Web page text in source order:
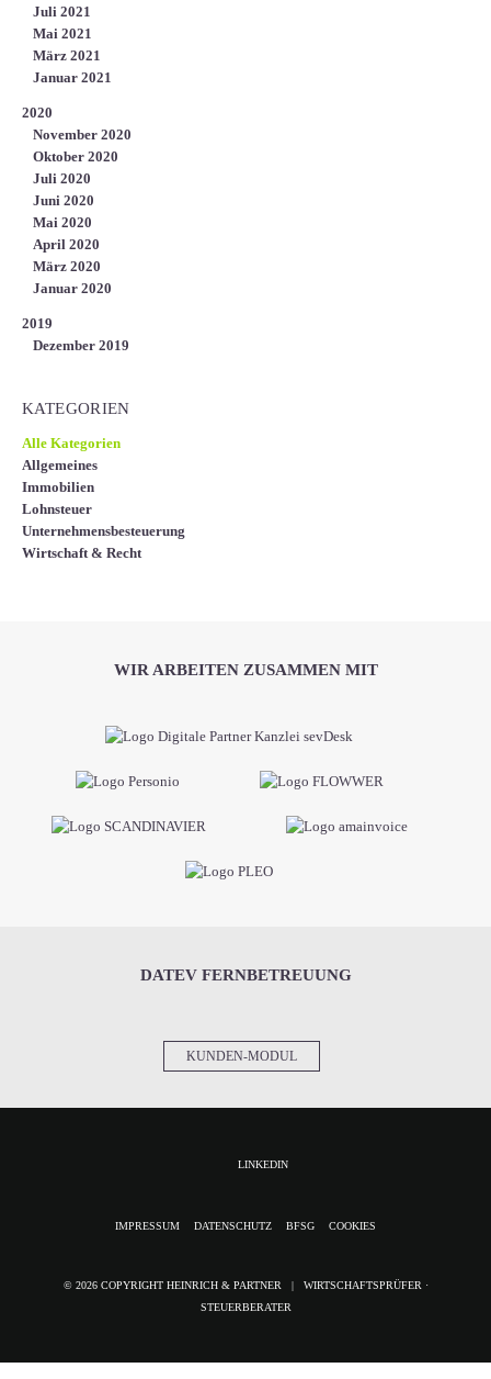
Juli 2021
Mai 2021
März 2021
Januar 2021
2020
November 2020
Oktober 2020
Juli 2020
Juni 2020
Mai 2020
April 2020
März 2020
Januar 2020
2019
Dezember 2019
KATEGORIEN
Alle Kategorien
Allgemeines
Immobilien
Lohnsteuer
Unternehmensbesteuerung
Wirtschaft & Recht
WIR ARBEITEN ZUSAMMEN MIT
DATEV FERNBETREUUNG
KUNDEN-MODUL
LINKEDIN
NAVIGATION
IMPRESSUM DATENSCHUTZ BFSG COOKIES
© 2026 COPYRIGHT HEINRICH & PARTNER | WIRTSCHAFTSPRÜFER ·
STEUERBERATER